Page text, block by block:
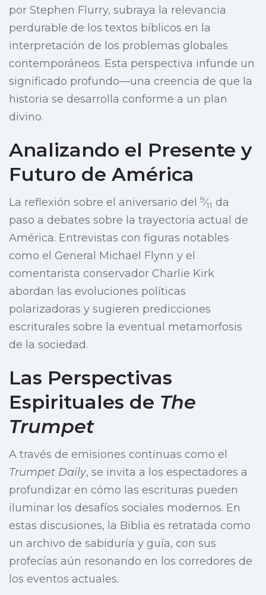
por Stephen Flurry, subraya la relevancia
perdurable de los textos bíblicos en la
interpretación de los problemas globales
contemporáneos. Esta perspectiva infunde un
significado profundo—una creencia de que la
historia se desarrolla conforme a un plan
divino.
Analizando el Presente y
Futuro de América
La reflexión sobre el aniversario del 9⁄11 da
paso a debates sobre la trayectoria actual de
América. Entrevistas con figuras notables
como el General Michael Flynn y el
comentarista conservador Charlie Kirk
abordan las evoluciones políticas
polarizadoras y sugieren predicciones
escriturales sobre la eventual metamorfosis
de la sociedad.
Las Perspectivas
Espirituales de The
Trumpet
A través de emisiones continuas como el
Trumpet Daily, se invita a los espectadores a
profundizar en cómo las escrituras pueden
iluminar los desafíos sociales modernos. En
estas discusiones, la Biblia es retratada como
un archivo de sabiduría y guía, con sus
profecías aún resonando en los corredores de
los eventos actuales.